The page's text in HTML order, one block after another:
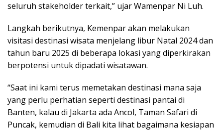
seluruh stakeholder terkait,” ujar Wamenpar Ni Luh.
Langkah berikutnya, Kemenpar akan melakukan
visitasi destinasi wisata menjelang libur Natal 2024 dan
tahun baru 2025 di beberapa lokasi yang diperkirakan
berpotensi untuk dipadati wisatawan.
“Saat ini kami terus memetakan destinasi mana saja
yang perlu perhatian seperti destinasi pantai di
Banten, kalau di Jakarta ada Ancol, Taman Safari di
Puncak, kemudian di Bali kita lihat bagaimana kesiapan